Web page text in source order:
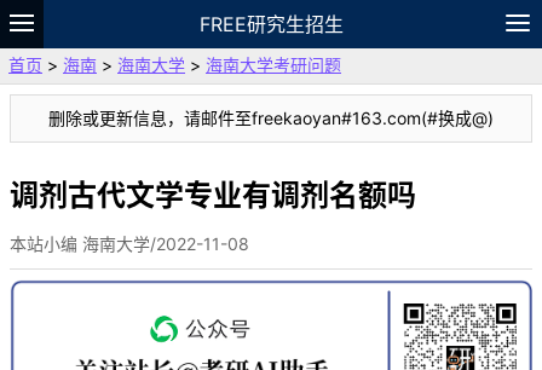
FREE研究生招生
题库
故事 专题 APP 笔记
VIP
资料
首页 > 海南 > 海南大学 > 海南大学考研问题
删除或更新信息，请邮件至freekaoyan#163.com(#换成@)
调剂古代文学专业有调剂名额吗
本站小编 海南大学/2022-11-08